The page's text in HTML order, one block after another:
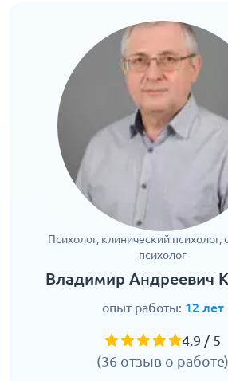
Психолог, клинический
психолог
Владимир Андреевич
опыт работы: 12 лет
4.9 / 5
(36 отзыв о работе)